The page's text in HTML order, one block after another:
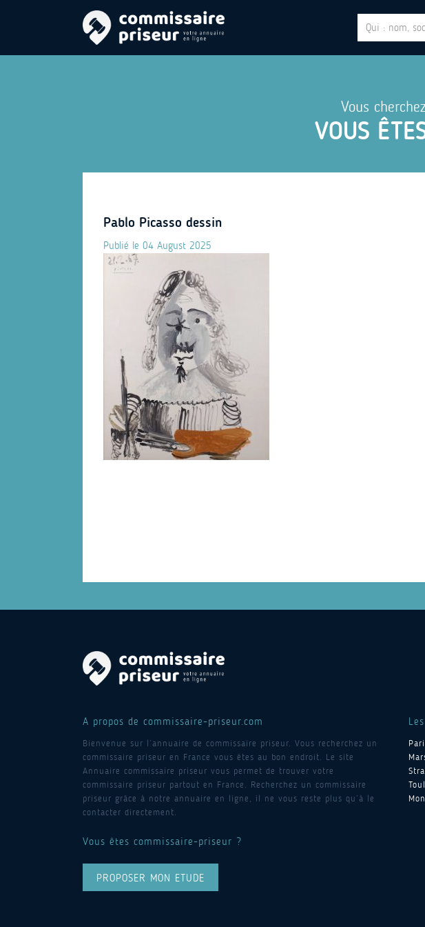
Vous
VOUS
Pablo Picasso dessin
Publié le 04 August 2025
A propos de commissaire-priseur.com
Bienvenue sur l’annuaire de commissaire priseur. Vous recherchez un
commissaire priseur en France vous êtes au bon endroit. Le site
Annuaire commissaire priseur vous permet de trouver votre
commissaire priseur partout en France. Recherchez un commissaire
priseur grâce à notre annuaire en ligne, il ne vous reste plus qu’à le
contacter directement.
Vous êtes commissaire-priseur ?
PROPOSER MON ETUDE